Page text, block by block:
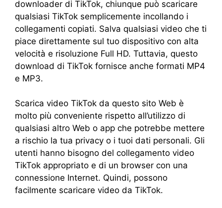
downloader di TikTok, chiunque può scaricare
qualsiasi TikTok semplicemente incollando i
collegamenti copiati. Salva qualsiasi video che ti
piace direttamente sul tuo dispositivo con alta
velocità e risoluzione Full HD. Tuttavia, questo
download di TikTok fornisce anche formati MP4
e MP3.
Scarica video TikTok da questo sito Web è
molto più conveniente rispetto all’utilizzo di
qualsiasi altro Web o app che potrebbe mettere
a rischio la tua privacy o i tuoi dati personali. Gli
utenti hanno bisogno del collegamento video
TikTok appropriato e di un browser con una
connessione Internet. Quindi, possono
facilmente scaricare video da TikTok.